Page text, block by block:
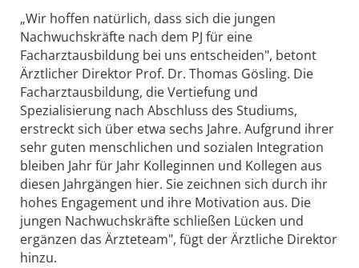
„Wir hoffen natürlich, dass sich die jungen
Nachwuchskräfte nach dem PJ für eine
Facharztausbildung bei uns entscheiden", betont
Ärztlicher Direktor Prof. Dr. Thomas Gösling. Die
Facharztausbildung, die Vertiefung und
Spezialisierung nach Abschluss des Studiums,
erstreckt sich über etwa sechs Jahre. Aufgrund ihrer
sehr guten menschlichen und sozialen Integration
bleiben Jahr für Jahr Kolleginnen und Kollegen aus
diesen Jahrgängen hier. Sie zeichnen sich durch ihr
hohes Engagement und ihre Motivation aus. Die
jungen Nachwuchskräfte schließen Lücken und
ergänzen das Ärzteteam", fügt der Ärztliche Direktor
hinzu.